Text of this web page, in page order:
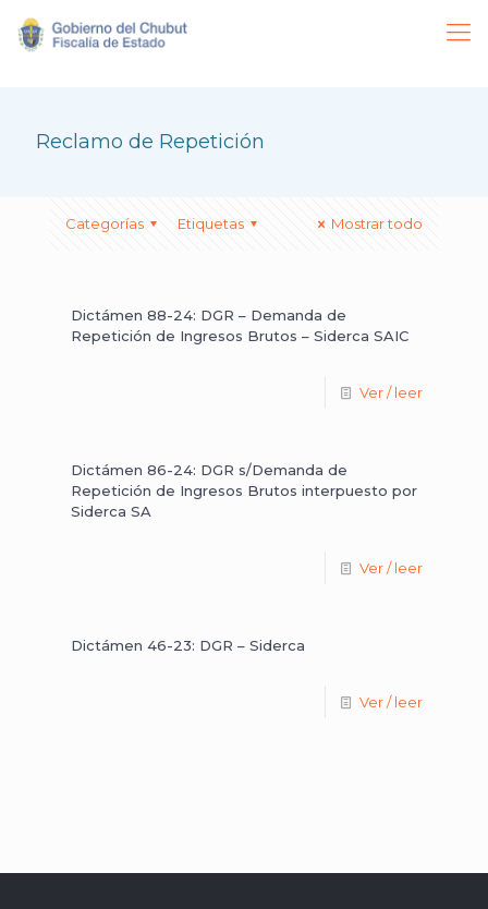
Reclamo de Repetición
Categorías Etiquetas Mostrar todo
Dictámen 88-24: DGR – Demanda de
Repetición de Ingresos Brutos – Siderca SAIC
Ver / leer
Dictámen 86-24: DGR s/Demanda de
Repetición de Ingresos Brutos interpuesto por
Siderca SA
Ver / leer
Dictámen 46-23: DGR – Siderca
Ver / leer